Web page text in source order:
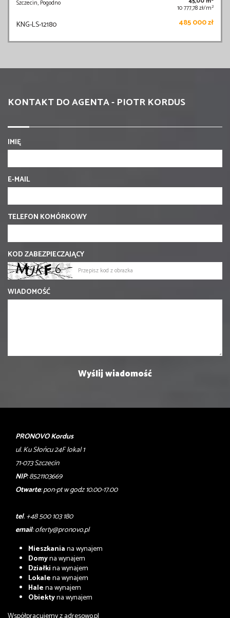
Szczecin, Pogodno
10 777,78 zł/m2
KNG-LS-12180 485 000 zł
KONTAKT DO AGENTA - PIOTR KORDUS
IMIĘ
E-MAIL
TELEFON KOMÓRKOWY
KOD ZABEZPIECZAJĄCY
WIADOMOŚĆ
PRONOVO Kordus
ul. Ku Słońcu 24F lokal 1
71-073 Szczecin
NIP: 8521103669
Otwarte: pon-pt w godz 10.00-17.00
tel. +48 500 103 180
email:oferty@pronovo.pl
Mieszkaniana wynajem
Domyna wynajem
Działkina wynajem
Lokalena wynajem
Halena wynajem
Obiektyna wynajem